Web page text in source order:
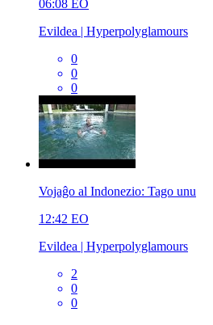
06:08 EO
Evildea | Hyperpolyglamours
0
0
0
Vojaĝo al Indonezio: Tago unu
12:42 EO
Evildea | Hyperpolyglamours
2
0
0